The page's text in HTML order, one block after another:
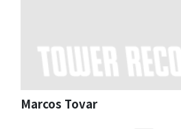
Marcos Tovar